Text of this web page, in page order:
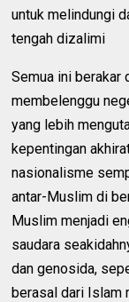
untuk melindungi
tengah dizalimi
Semua ini berakar
membelenggu
yang lebih
kepentingan
nasionalisme
antar-Muslim di
Muslim menjadi
saudara
dan genosida,
berasal dari Islam